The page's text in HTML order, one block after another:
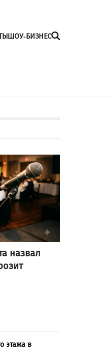
ШОУ-БИЗНЕС
назвал
этажа в